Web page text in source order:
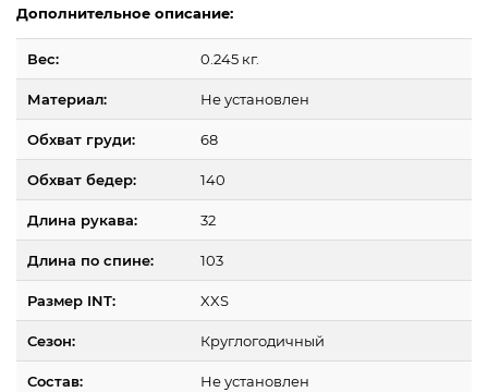
Дополнительное описание:
Вес: 0.245 кг.
Материал: Не установлен
Обхват груди: 68
Обхват бедер: 140
Длина рукава: 32
Длина по спине: 103
Размер INT: XXS
Сезон: Круглогодичный
Состав: Не установлен